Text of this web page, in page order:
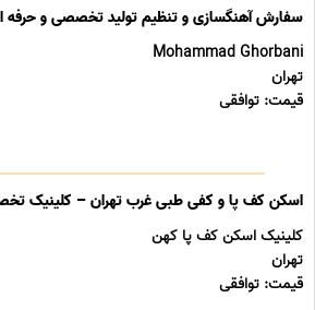
سفارش آهنگسازی و تنظیم تولید تخصصی و حرفه
Mohammad Ghorbani
تهران
قیمت: توافقی
اسکن کف پا و کفی طبی غرب تهران – کلینیک
کلینیک اسکن کف پا کهن
تهران
قیمت: توافقی